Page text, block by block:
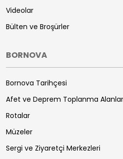
Videolar
Bülten ve Broşürler
BORNOVA
Bornova Tarihçesi
Afet ve Deprem Toplanma
Rotalar
Müzeler
Sergi ve Ziyaretçi Merkezleri